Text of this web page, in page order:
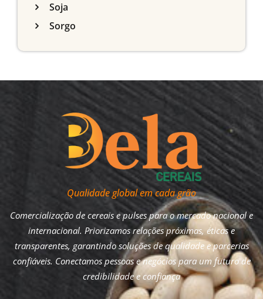
Soja
Sorgo
Qualidade global em cada grão
Comercialização de cereais e pulses para o mercado nacional e
internacional. Priorizamos relações próximas, éticas e
transparentes, garantindo soluções de qualidade e parcerias
confiáveis. Conectamos pessoas e negócios para um futuro de
credibilidade e confiança